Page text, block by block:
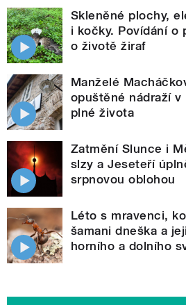
Skleněné plochy,
i kočky. Povídání o
o životě žiraf
Manželé
opuštěné nádraží
plné života
Zatmění Slunce i
slzy a Jeseteří
srpnovou oblohou
Léto s mravenci,
šamani dneška a
horního a dolního